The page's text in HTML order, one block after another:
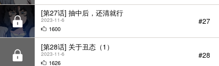
[第27话] 抽中后，还清就行
2023-11-6
1600
#27
[第28话] 关于丑态（1）
2023-11-6
1626
#28